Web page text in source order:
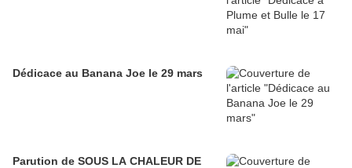
Dédicace au Banana Joe le 29 mars
Parution de SOUS LA CHALEUR DE